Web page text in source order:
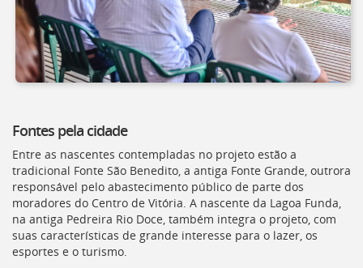
Fontes pela cidade
Entre as nascentes contempladas no projeto estão a
tradicional Fonte São Benedito, a antiga Fonte Grande, outrora
responsável pelo abastecimento público de parte dos
moradores do Centro de Vitória. A nascente da Lagoa Funda,
na antiga Pedreira Rio Doce, também integra o projeto, com
suas características de grande interesse para o lazer, os
esportes e o turismo.